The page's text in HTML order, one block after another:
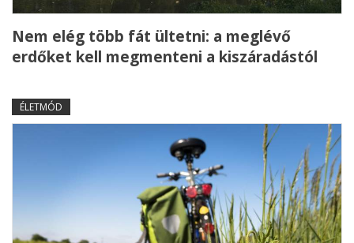
Nem elég több fát ültetni: a meglévő
erdőket kell megmenteni a kiszáradástól
ÉLETMÓD